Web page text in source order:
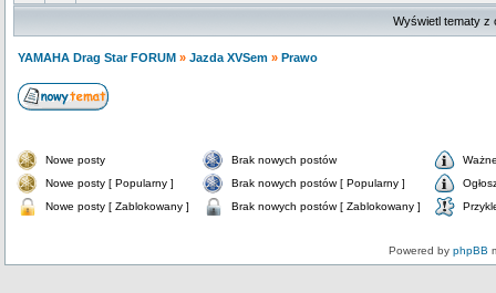
Wyświetl tematy z
YAMAHA Drag Star FORUM » Jazda XVSem » Prawo
Nowe posty Brak nowych postów
Nowe posty [ Popularny ]
Brak nowych postów [ Popularny ]
Nowe posty [ Zablokowany ]
Brak nowych postów [ Zablokowany ]
Powered by phpBB